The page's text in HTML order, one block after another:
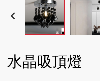
水晶吸頂燈